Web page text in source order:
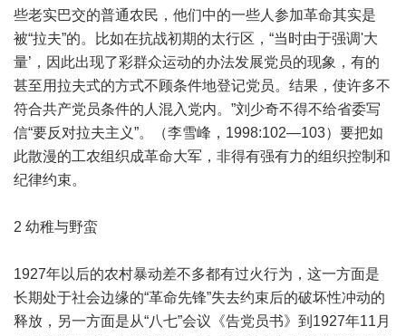
些老实巴交的普通农民，他们中的一些人参加革命其实是
被“拉夫”的。比如在抗战初期的太行区，“当时由于强调'大
量’，因此出现了彩群众运动的办法发展党员的现象，有的
甚至用拉夫式的方式不顾条件地登记党员。结果，使许多不
符合共产党员条件的人混入党内。”刘少奇不得不给省委写
信“要反对拉夫主义”。（李雪峰，1998:102—103）要把如
此散漫的工农组织成革命大军，非得有强有力的组织控制和
纪律约束。
2 幼稚与野蛮
1927年以后的农村暴动差不多都有过火行为，这一方面是
长期处于社会边缘的“革命先锋”失去约束后的破坏性冲动的
释放，另一方面是从“八七”会议《告党员书》到1927年11月